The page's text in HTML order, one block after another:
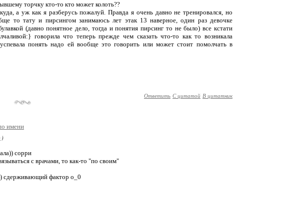
торчку кто-то кто может колоть??
а уж как я разберусь пожалуй. Правда я очень давно не тренировался, но
то тату и пирсингом занимаюсь лет этак 13 наверное, один раз девочке
(давно понятное дело, тогда и понятия пирсинг то не было) все кстати
говорила что теперь прежде чем сказать что-то как то возникала
понять надо ей вообще это говорить или может стоит помолчать в
Ответить С цитатой В цитатник
имени
)
сорри
с врачами, то как-то "по своим"
сдерживающий фактор о_0